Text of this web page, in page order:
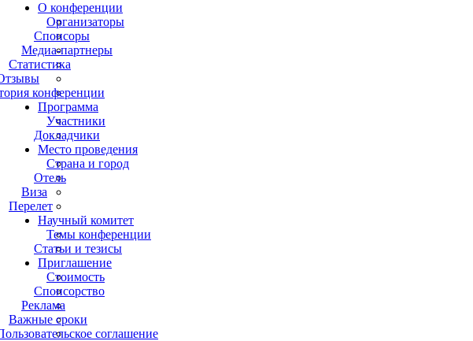
О конференции
Организаторы
Спонсоры
Медиа-партнеры
Статистика
конференции
Программа
Участники
Докладчики
Место проведения
Страна и город
Отель
Виза
Перелет
Научный комитет
Темы конференции
Статьи и тезисы
Приглашение
Стоимость
Спонсорство
Реклама
Важные сроки
соглашение